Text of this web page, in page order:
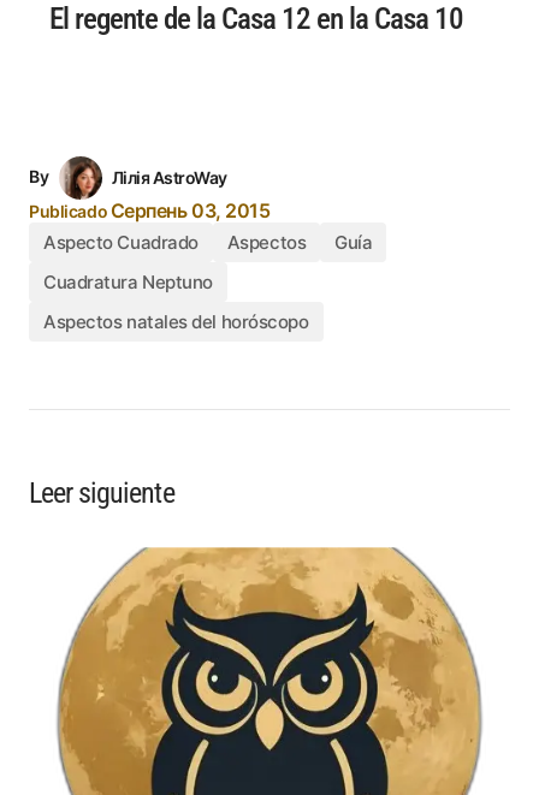
El regente de la Casa 12 en la Casa 10
By
Лілія AstroWay
PublicadoСерпень 03, 2015
Aspecto Cuadrado Aspectos
Guía
Cuadratura Neptuno
Aspectos natales del horóscopo
Leer siguiente